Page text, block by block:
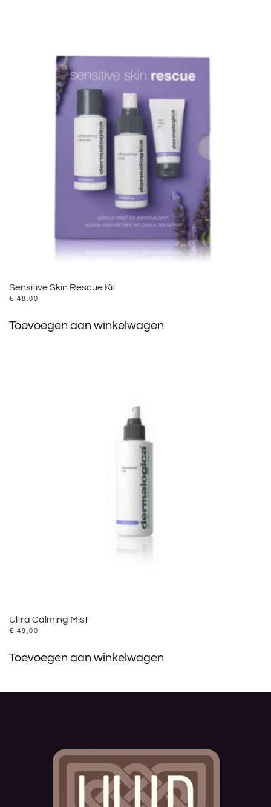
Sensitive Skin Rescue Kit
€ 48,00
Toevoegen aan winkelwagen
Ultra Calming Mist
€ 49,00
Toevoegen aan winkelwagen